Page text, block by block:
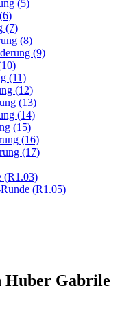
(5)
(7)
(8)
(9)
(11)
(12)
(13)
(14)
(15)
(16)
(17)
(R1.03)
(R1.05)
Huber Gabrile